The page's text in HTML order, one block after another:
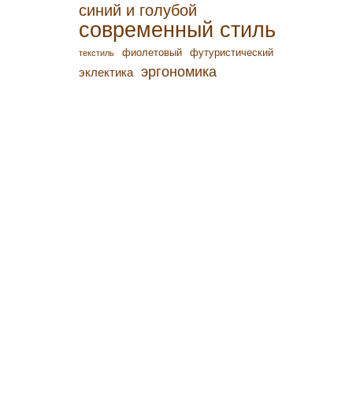
синий и голубой
современный стиль
текстиль фиолетовый футуристический
эклектика эргономика